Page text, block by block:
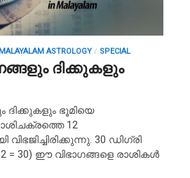
MALAYALAM ASTROLOGY / SPECIAL
ദിക്കുകളും
ദിക്കുകളും ഭൂമിയെ
12
30 ഡിഗ്രി
= 30) ഈ വിഭാഗങ്ങളെ രാശികൾ